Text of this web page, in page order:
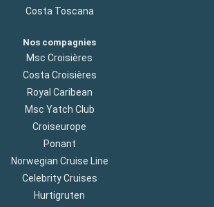
Costa Toscana
Nos compagnies
Msc Croisières
Costa Croisières
Royal Caribean
Msc Yatch Club
Croiseurope
Ponant
Norwegian Cruise Line
Celebrity Cruises
Hurtigruten